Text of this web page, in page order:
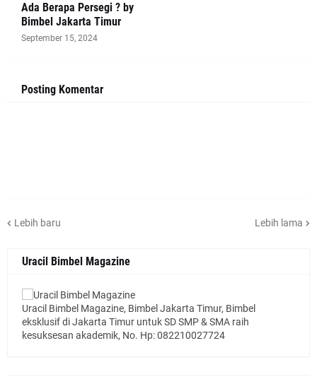
Ada Berapa Persegi ? by
Bimbel Jakarta Timur
September 15, 2024
Posting Komentar
Lebih baru Lebih lama
Uracil Bimbel Magazine
Uracil Bimbel Magazine, Bimbel Jakarta Timur, Bimbel
eksklusif di Jakarta Timur untuk SD SMP & SMA raih
kesuksesan akademik, No. Hp: 082210027724